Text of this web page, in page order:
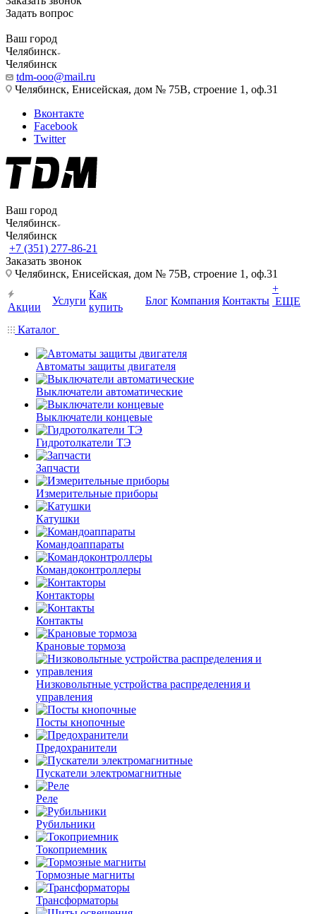
Задать вопрос
Ваш город
Челябинск
Челябинск
tdm-ooo@mail.ru
Челябинск, Енисейская, дом № 75В, строение 1, оф.31
Вконтакте
Facebook
Twitter
Ваш город
Челябинск
Челябинск
+7 (351) 277-86-21
Заказать звонок
Челябинск, Енисейская, дом № 75В, строение 1, оф.31
Акции
Услуги
Как
купить
Блог Компания Контакты
+
ЕЩЕ
Каталог
Автоматы защиты двигателя
Выключатели автоматические
Выключатели концевые
Гидротолкатели ТЭ
Запчасти
Измерительные приборы
Катушки
Командоаппараты
Командоконтроллеры
Контакторы
Контакты
Крановые тормоза
Низковольтные устройства распределения и
управления
Посты кнопочные
Предохранители
Пускатели электромагнитные
Реле
Рубильники
Токоприемник
Тормозные магниты
Трансформаторы